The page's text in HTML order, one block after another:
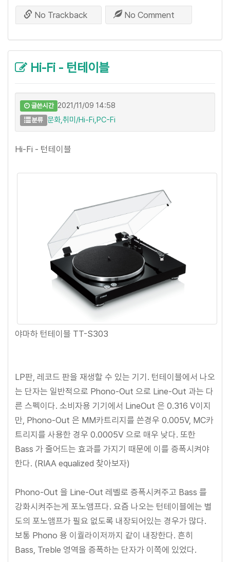
No Trackback No Comment
Hi-Fi - 턴테이블
글쓴시간 2021/11/09 14:58
분류 문화,취미/Hi-Fi,PC-Fi
Hi-Fi - 턴테이블
야마하 턴테이블 TT-S303
LP판, 레코드 판을 재생할 수 있는 기기. 턴테이블에서 나오
는 단자는 일반적으로 Phono-Out 으로 Line-Out 과는 다
른 스펙이다. 소비자용 기기에서 LineOut 은 0.316 V이지
만, Phono-Out 은 MM카트리지를 쓴경우 0.005V, MC카
트리지를 사용한 경우 0.0005V 으로 매우 낮다. 또한
Bass 가 줄어드는 효과를 가지기 때문에 이를 증폭시켜야
한다. (RIAA equalized 찾아보자)
Phono-Out 을 Line-Out 레벨로 증폭시켜주고 Bass 를
강화시켜주는게 포노앰프다. 요즘 나오는 턴테이블에는 별
도의 포노앰프가 필요 없도록 내장되어있는 경우가 많다.
보통 Phono 용 이퀄라이저까지 같이 내장한다. 흔히
Bass, Treble 영역을 증폭하는 단자가 이쪽에 있었다.